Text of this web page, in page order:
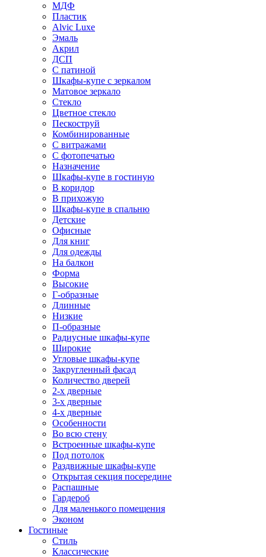
МДФ
Пластик
Alvic Luxe
Эмаль
Акрил
ДСП
С патиной
Шкафы-купе с зеркалом
Матовое зеркало
Стекло
Цветное стекло
Пескоструй
Комбинированные
С витражами
С фотопечатью
Назначение
Шкафы-купе в гостиную
В коридор
В прихожую
Шкафы-купе в спальню
Детские
Офисные
Для книг
Для одежды
На балкон
Форма
Высокие
Г-образные
Длинные
Низкие
П-образные
Радиусные шкафы-купе
Широкие
Угловые шкафы-купе
Закругленный фасад
Количество дверей
2-х дверные
3-х дверные
4-х дверные
Особенности
Во всю стену
Встроенные шкафы-купе
Под потолок
Раздвижные шкафы-купе
Открытая секция посередине
Распашные
Гардероб
Для маленького помещения
Эконом
Гостиные
Стиль
Классические